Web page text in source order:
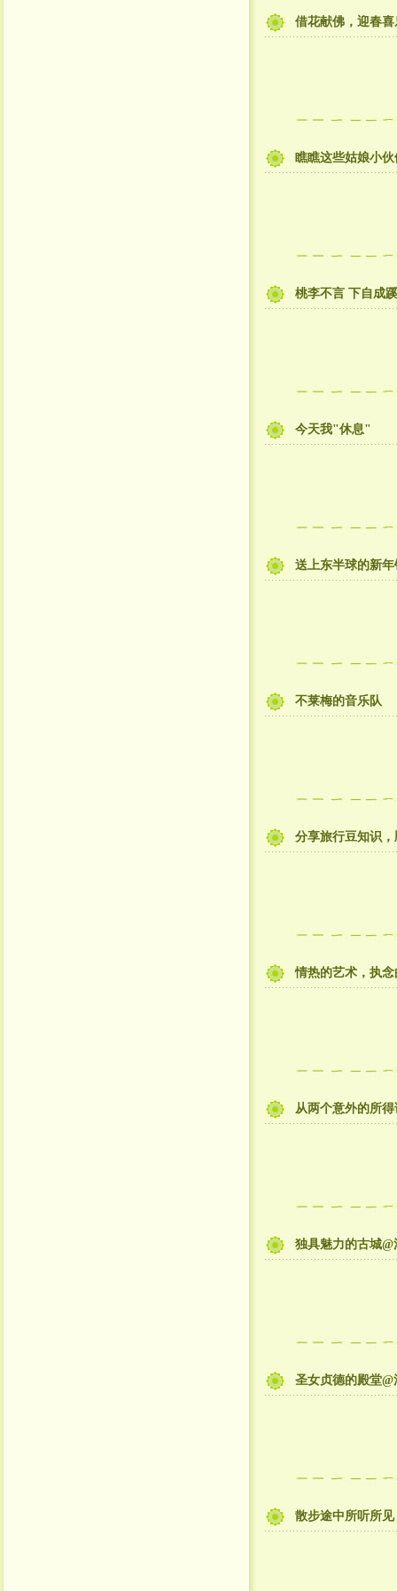
借花献佛，迎春
瞧瞧这些姑娘小
桃李不言 下自成蹊
今天我"休息"
送上东半球的新年
不莱梅的音乐队
分享旅行豆知识
情热的艺术，执
从两个意外的所
独具魅力的古城
圣女贞德的殿堂@
散步途中所听所见